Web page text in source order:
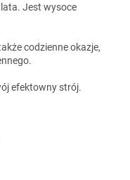
Jest wysoce
codzienne okazje,
efektowny strój.